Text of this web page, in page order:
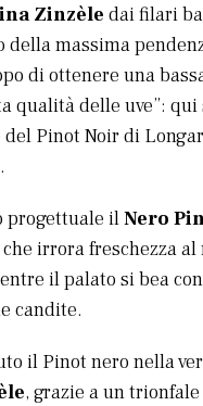
Zinzèle dai filari
della massima
di ottenere una
qualità delle uve”: qui
Pinot Noir di
progettuale ilNero
che irrora freschezza al
il palato si bea
candite.
il Pinot nero nella
, grazie a un